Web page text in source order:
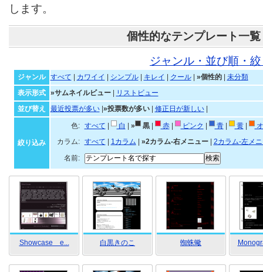
します。
個性的なテンプレート一覧
ジャンル・並び順・
ジャンル すべて カワイイ シンプル| キレイ クール| »個性的| 未分類
表示形式
»サムネイルビュー|
リストビュー
並び替え
最近投票が多い| »投票数が多い| 修正日が新しい|
絞り込み
色: すべて 白 » 黒| 赤| ピンク 青| 黄|
カラム:
すべて 1カラム »2カラム-右メニュー| 2カラム-左メ
名前:
Showcase e... 白黒きのこ 蜘蛛蠍